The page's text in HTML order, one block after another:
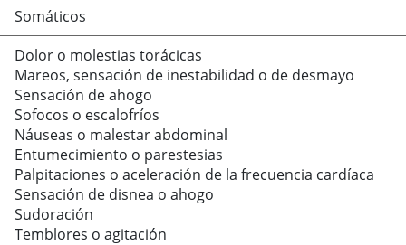
Somáticos
Dolor o molestias torácicas
Mareos, sensación de inestabilidad o de desmayo
Sensación de ahogo
Sofocos o escalofríos
Náuseas o malestar abdominal
Entumecimiento o parestesias
Palpitaciones o aceleración de la frecuencia cardíaca
Sensación de disnea o ahogo
Sudoración
Temblores o agitación